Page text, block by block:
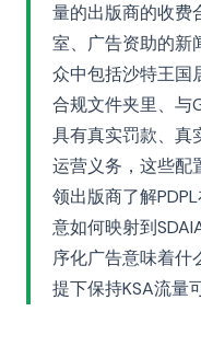
量的出版商的收费
室、广告资助的新
众中包括沙特王国
合规文件夹里、与
具有真实罚款、真
运营义务，这些配
领出版商了解
意如何映射到
序化广告意味着什
提下保持KSA流量